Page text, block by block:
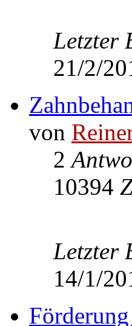
Letzter
21/2/
von
2
10394
Letzter
14/1/